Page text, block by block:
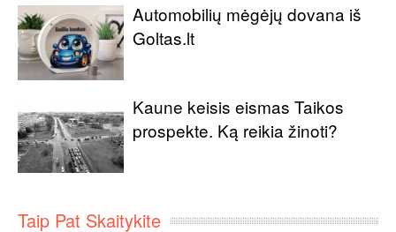
Automobilių mėgėjų dovana iš
Goltas.lt
Kaune keisis eismas Taikos
prospekte. Ką reikia žinoti?
Taip Pat Skaitykite